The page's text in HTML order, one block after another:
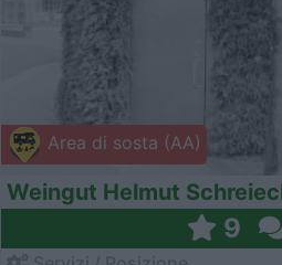
Area di sosta (AA)
Weingut Helmut
9